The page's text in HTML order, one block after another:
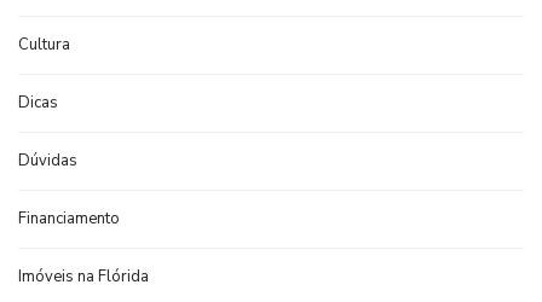
Cultura
Dicas
Dúvidas
Financiamento
Imóveis na Flórida